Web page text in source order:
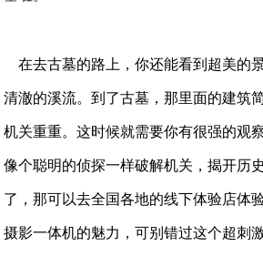
在去古墓的路上，你还能看到超美的
清澈的溪流。到了古墓，那里面的建筑
机关重重。这时候就需要你有很强的观
像个聪明的侦探一样破解机关，揭开历
了，那可以去全国各地的线下体验店体
摄影一体机的魅力，可别错过这个超刺